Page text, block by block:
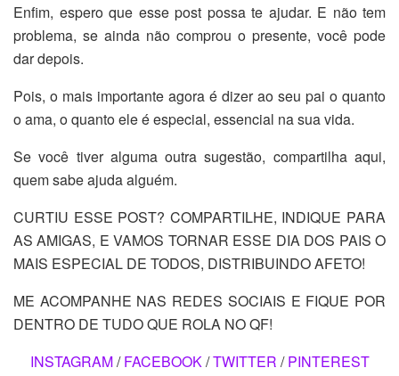
Enfim, espero que esse post possa te ajudar. E não tem
problema, se ainda não comprou o presente, você pode
dar depois.
Pois, o mais importante agora é dizer ao seu pai o quanto
o ama, o quanto ele é especial, essencial na sua vida.
Se você tiver alguma outra sugestão, compartilha aqui,
quem sabe ajuda alguém.
CURTIU ESSE POST? COMPARTILHE, INDIQUE PARA
AS AMIGAS, E VAMOS TORNAR ESSE DIA DOS PAIS O
MAIS ESPECIAL DE TODOS, DISTRIBUINDO AFETO!
ME ACOMPANHE NAS REDES SOCIAIS E FIQUE POR
DENTRO DE TUDO QUE ROLA NO QF!
INSTAGRAM/FACEBOOK/TWITTER /PINTEREST